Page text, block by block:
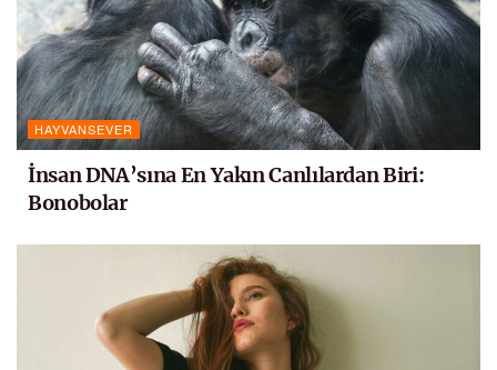
HAYVANSEVER
İnsan DNA’sına En Yakın Canlılardan Biri:
Bonobolar